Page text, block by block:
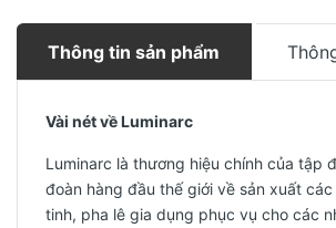
Thông tin sản phẩm
Vài nét về Luminarc
Luminarc là thương hiệu chính của tập
đoàn hàng đầu thế giới về sản xuất
tinh, pha lê gia dụng phục vụ cho các